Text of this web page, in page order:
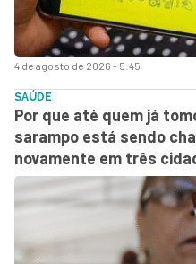
4 de agosto de 2026 - 5:45
SAÚDE
Por que até quem já
sarampo está sendo
novamente em três